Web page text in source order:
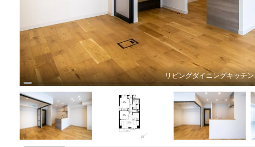
リビングダイニングキッチン